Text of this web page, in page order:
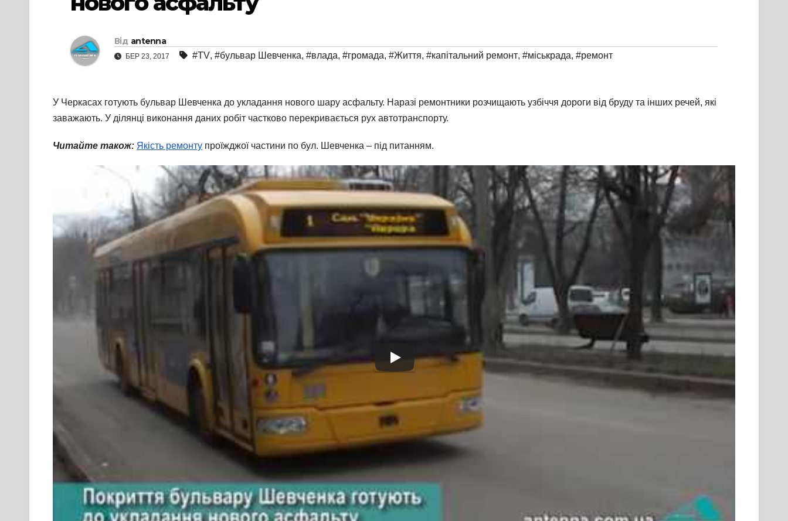
Від antenna
БЕР 23, 2017 #TV, #бульвар Шевченка, #влада, #громада, #Життя, #капітальний ремонт, #міськрада, #ремонт
У Черкасах готують бульвар Шевченка до укладання нового шару асфальту. Наразі ремонтники розчищають узбіччя дороги від бруду та інших речей, які
заважають. У ділянці виконання даних робіт частково перекривається рух автотранспорту.
Читайте також: Якість ремонту проїжджої частини по бул. Шевченка – під питанням.